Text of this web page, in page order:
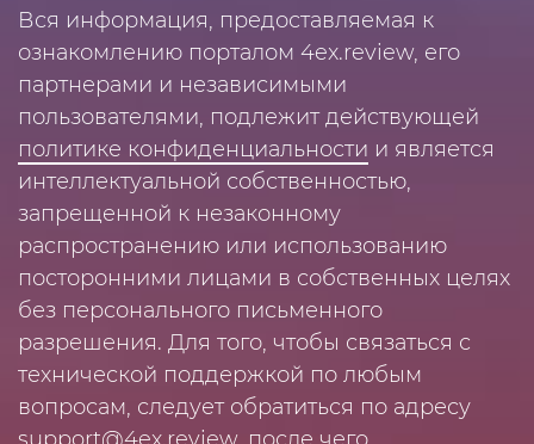
Вся информация, предоставляемая к
ознакомлению порталом 4ex.review, его
партнерами и независимыми
пользователями, подлежит действующей
политике конфиденциальности и является
интеллектуальной собственностью,
запрещенной к незаконному
распространению или использованию
посторонними лицами в собственных целях
без персонального письменного
разрешения. Для того, чтобы связаться с
технической поддержкой по любым
вопросам, следует обратиться по адресу